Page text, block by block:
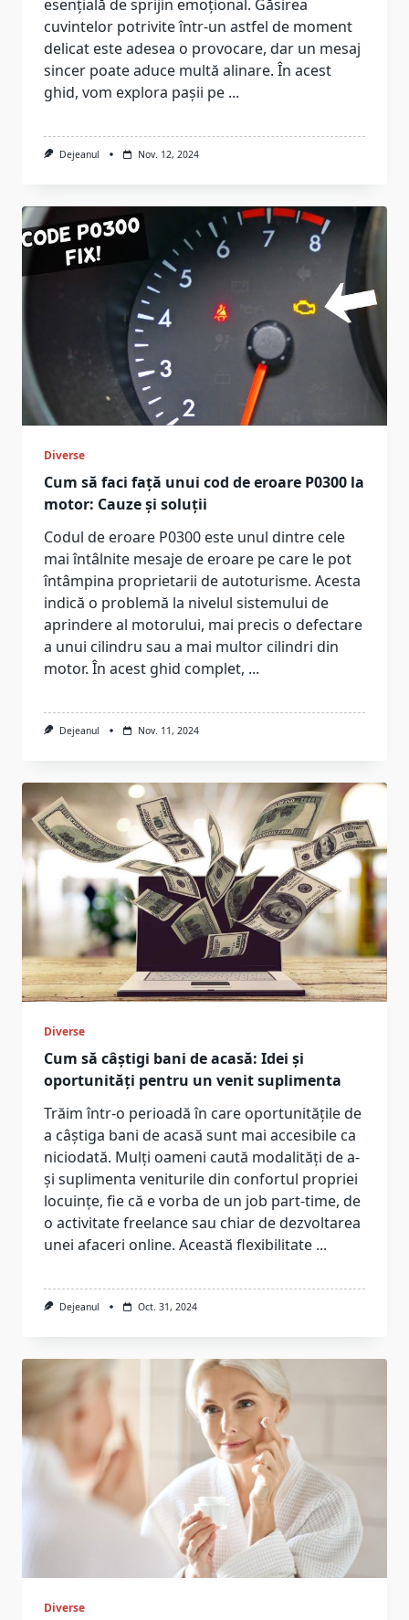
esențială de sprijin emoțional. Găsirea
cuvintelor potrivite într-un astfel de moment
delicat este adesea o provocare, dar un mesaj
sincer poate aduce multă alinare. În acest
ghid, vom explora pașii pe ...
Dejeanul Nov. 12, 2024
Diverse
Cum să faci față unui cod de eroare P0300 la
motor: Cauze și soluții
Codul de eroare P0300 este unul dintre cele
mai întâlnite mesaje de eroare pe care le pot
întâmpina proprietarii de autoturisme. Acesta
indică o problemă la nivelul sistemului de
aprindere al motorului, mai precis o defectare
a unui cilindru sau a mai multor cilindri din
motor. În acest ghid complet, ...
Dejeanul Nov. 11, 2024
Diverse
Cum să câștigi bani de acasă: Idei și
oportunități pentru un venit suplimenta
Trăim într-o perioadă în care oportunitățile de
a câștiga bani de acasă sunt mai accesibile ca
niciodată. Mulți oameni caută modalități de a-
și suplimenta veniturile din confortul propriei
locuințe, fie că e vorba de un job part-time, de
o activitate freelance sau chiar de dezvoltarea
unei afaceri online. Această flexibilitate ...
Dejeanul Oct. 31, 2024
Diverse